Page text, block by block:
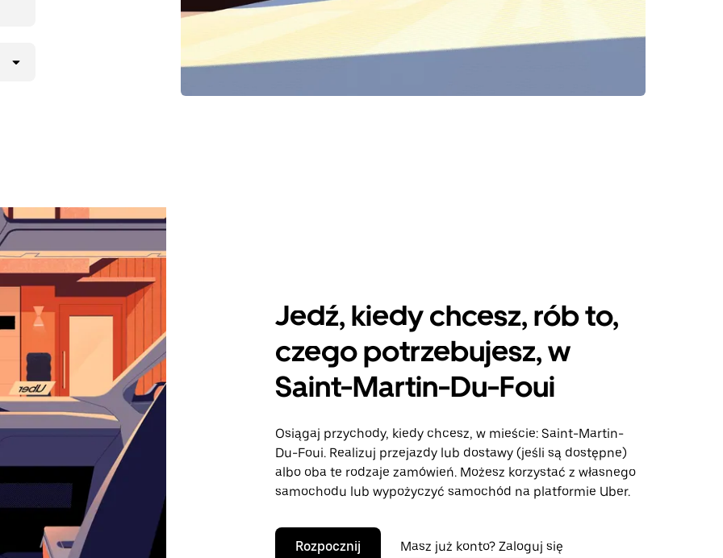
Jedź, kiedy chcesz, rób to,
czego potrzebujesz, w
Saint-Martin-Du-Foui
Osiągaj przychody, kiedy chcesz, w mieście: Saint-Martin-
Du-Foui. Realizuj przejazdy lub dostawy (jeśli są dostępne)
albo oba te rodzaje zamówień. Możesz korzystać z własnego
samochodu lub wypożyczyć samochód na platformie Uber.
Rozpocznij Masz już konto? Zaloguj się